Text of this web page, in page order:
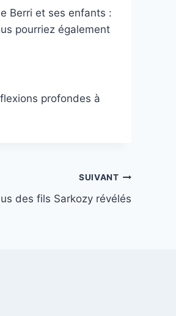
Berri et ses enfants :
pourriez également
profondes à
SUIVANT
des fils Sarkozy révélés